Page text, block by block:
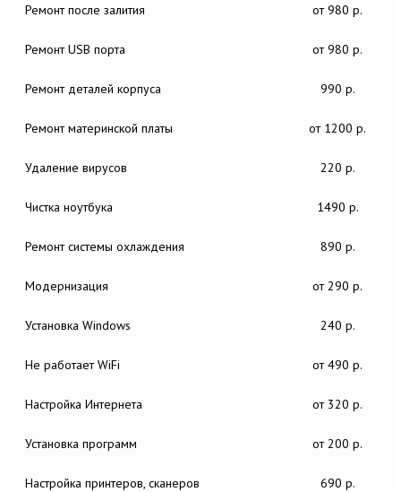
Ремонт после залития от 980 р.
Ремонт USB порта от 980 р.
Ремонт деталей корпуса 990 р.
Ремонт материнской платы от 1200 р.
Удаление вирусов 220 р.
Чистка ноутбука 1490 р.
Ремонт системы охлаждения 890 р.
Модернизация от 290 р.
Установка Windows 240 р.
Не работает WiFi от 490 р.
Настройка Интернета от 320 р.
Установка программ от 200 р.
Настройка принтеров, сканеров 690 р.